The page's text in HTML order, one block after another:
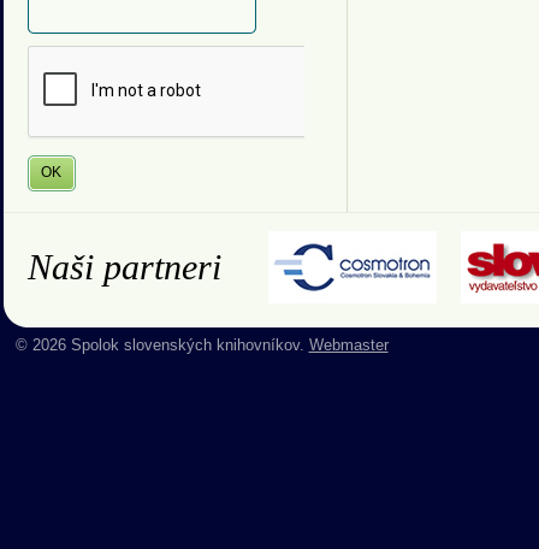
Naši partneri
© 2026 Spolok slovenských knihovníkov. Webmaster